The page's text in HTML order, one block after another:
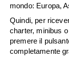
mondo: Europa,
Quindi, per
charter, minibus
premere il
completamente